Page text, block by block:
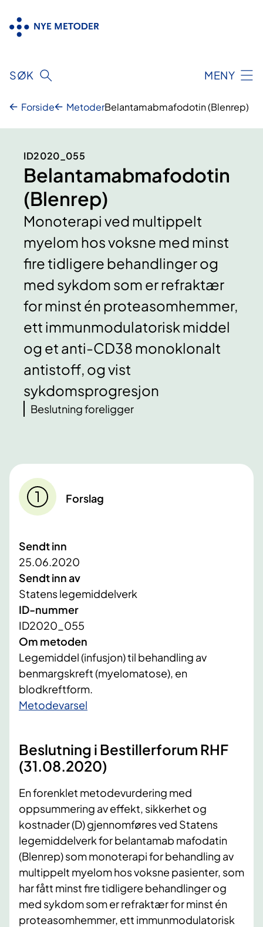
innhold
SØK MENY
Forside MetoderBelantamabmafodotin (Blenrep)
ID2020_055
Belantamabmafodotin
(Blenrep)
Monoterapi ved multippelt
myelom hos voksne med minst
fire tidligere behandlinger og
med sykdom som er refraktær
for minst én proteasomhemmer,
ett immunmodulatorisk middel
og et anti-CD38 monoklonalt
antistoff, og vist
sykdomsprogresjon
Beslutning foreligger
Forslag
Sendt inn
25.06.2020
Sendt inn av
Statens legemiddelverk
ID-nummer
ID2020_055
Om metoden
Legemiddel (infusjon) til behandling av
benmargskreft (myelomatose), en
blodkreftform.
​Metodevarsel
Beslutning i Bestillerforum RHF
(31.08.2020)
En forenklet metodevurdering med
oppsummering av effekt, sikkerhet og
kostnader (D) gjennomføres ved Statens
legemiddelverk for belantamab mafodatin
(Blenrep) som monoterapi for behandling av
multippelt myelom hos voksne pasienter, som
har fått minst fire tidligere behandlinger og
med sykdom som er refraktær for minst én
proteasomhemmer, ett immunmodulatorisk